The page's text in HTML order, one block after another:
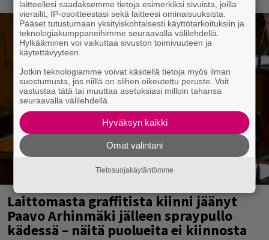
Laittomasta graffitista kiinni jäänyt
Paavo Arhinmäki jälleen spraypullo
kädessä – näitä puolueita ei kiinnosta
laitteellesi saadaksemme tietoja esimerkiksi sivuista, joilla
vierailit, IP-osoitteestasi sekä laitteesi ominaisuuksista.
Pääset tutustumaan yksityiskohtaisesti käyttötarkoituksiin ja
teknologiakumppaneihimme seuraavalla välilehdellä.
Hylkääminen voi vaikuttaa sivuston toimivuuteen ja
käytettävyyteen.
Jotkin teknologiamme voivat käsitellä tietoja myös ilman
suostumusta, jos niillä on siihen oikeutettu peruste. Voit
vastustaa tätä tai muuttaa asetuksiasi milloin tahansa
seuraavalla välilehdellä.
Hyväksyn kaikki
Omat valintani
Tietosuojakäytäntömme